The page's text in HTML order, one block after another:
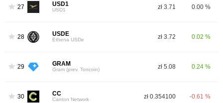
27 USD1
USD1 zł 3.71 0.00 %
28 USDE
Ethena USDe zł 3.72 0.02 %
29 GRAM
Gram (prev. Toncoin) zł 5.08 0.24 %
30 CC
Canton Network zł 0.354100 -0.61 %